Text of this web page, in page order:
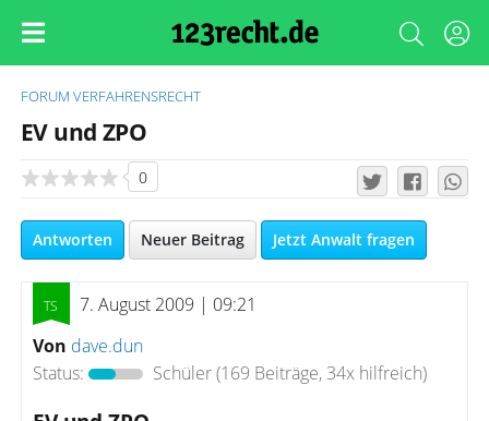
FORUM VERFAHRENSRECHT
EV und ZPO
0
Antworten Neuer Beitrag Jetzt Anwalt fragen
7. August 2009 | 09:21
Von dave.dun
Status:
Schüler(169 Beiträge, 34x hilfreich)